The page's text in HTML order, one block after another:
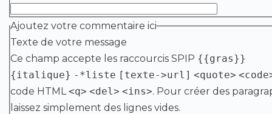
Ajoutez votre commentaire ici
Texte de votre message
Ce champ accepte les raccourcis SPIP {{gras}}
{italique} -*liste [texte->url] <quote>
code HTML<q> <del> <ins>. Pour créer des
laissez simplement des lignes vides.